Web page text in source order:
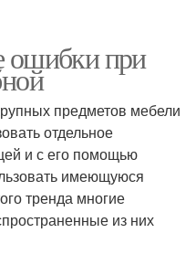
ошибки при
предметов мебели
отдельное
и с его помощью
имеющуюся
тренда многие
из них